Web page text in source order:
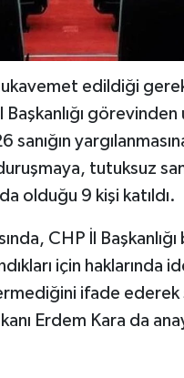
edildiği
görevinden
sanığın
tutuksuz
olduğu 9 kişi katıldı.
CHP İl Başkanlığı
için haklarında
ifade ederek
Erdem Kara da